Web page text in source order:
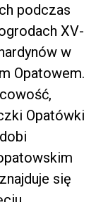
podczas
XV-
w
Opatowem.
Opatówki
się